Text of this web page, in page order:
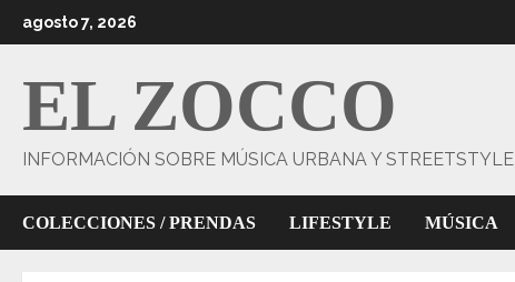
al
agosto 7, 2026
EL ZOCCO
INFORMACIÓN SOBRE MÚSICA URBANA Y STREETSTYLE
COLECCIONES / PRENDAS LIFESTYLE MÚSICA